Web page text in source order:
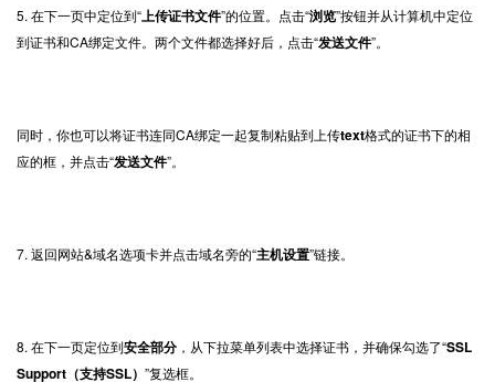
5. 在下一页中定位到“上传证书文件”的位置。点击“浏览”按钮并从计算机中定位
到证书和CA绑定文件。两个文件都选择好后，点击“发送文件”。
同时，你也可以将证书连同CA绑定一起复制粘贴到上传text格式的证书下的相
应的框，并点击“发送文件”。
7. 返回网站&域名选项卡并点击域名旁的“主机设置”链接。
8. 在下一页定位到安全部分 ，从下拉菜单列表中选择证书，并确保勾选了“SSL
Support（支持SSL） ”复选框。